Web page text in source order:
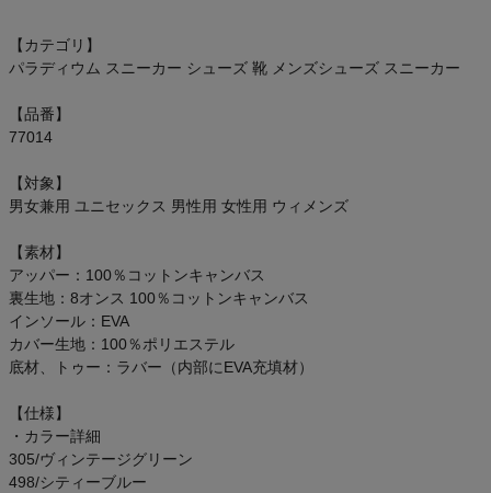
ベースボールマリオ（野球商品）
お気に入り
ご利用ガイド
クーポン一覧
商品レビュー
プロテイン・サプリメントまとめ買い
アウトレットセール
スタッフコーディネート
【カテゴリ】
パラディウム スニーカー シューズ 靴 メンズシューズ スニーカー
【品番】
77014
【対象】
男女兼用 ユニセックス 男性用 女性用 ウィメンズ
【素材】
アッパー：100％コットンキャンバス
裏生地：8オンス 100％コットンキャンバス
インソール：EVA
カバー生地：100％ポリエステル
底材、トゥー：ラバー（内部にEVA充填材）
【仕様】
・カラー詳細
305/ヴィンテージグリーン
498/シティーブルー